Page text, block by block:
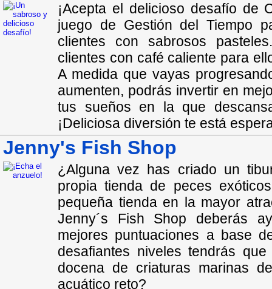
¡Acepta el delicioso desafío de
juego de Gestión del Tiempo
clientes con sabrosos
clientes con café caliente para
A medida que vayas
aumenten, podrás invertir en
tus sueños en la que
¡Deliciosa diversión te está
Jenny's Fish Shop
¿Alguna vez has criado un
propia tienda de peces
pequeña tienda en la mayor
Jenny´s Fish Shop deberás
mejores puntuaciones a base
desafiantes niveles tendrás
docena de criaturas marinas
acuático reto?